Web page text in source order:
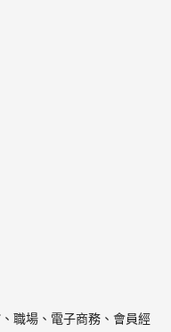
職場、電子商務、會員經